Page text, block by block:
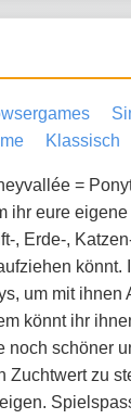
Klassisch
=
ihr eure
, Erde-,
könnt.
um mit ihnen
könnt ihr
noch schöner
Zuchtwert zu